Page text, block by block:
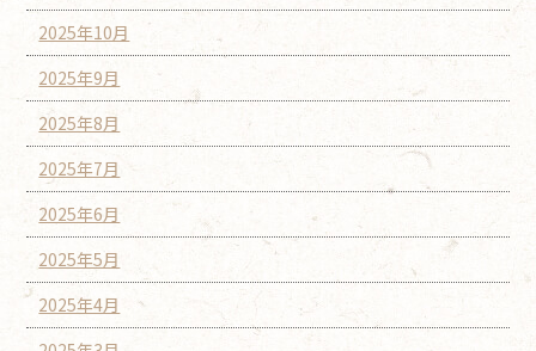
2025年10月
2025年9月
2025年8月
2025年7月
2025年6月
2025年5月
2025年4月